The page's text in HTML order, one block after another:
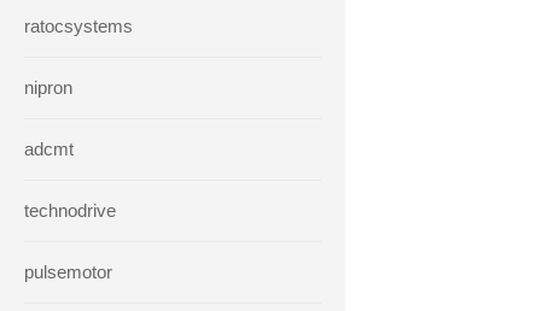
ratocsystems
nipron
adcmt
technodrive
pulsemotor